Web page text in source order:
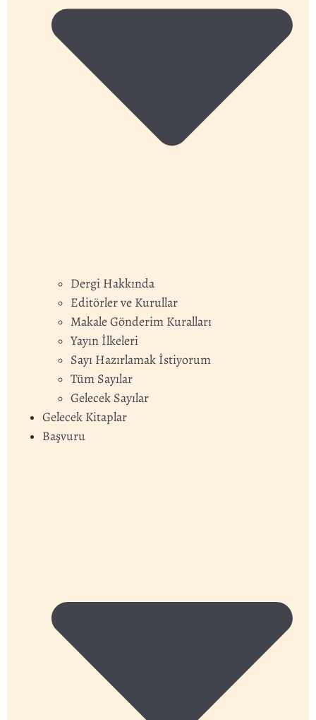
Dergi Hakkında
Editörler ve Kurullar
Makale Gönderim Kuralları
Yayın İlkeleri
Sayı Hazırlamak İstiyorum
Tüm Sayılar
Gelecek Sayılar
Gelecek Kitaplar
Başvuru